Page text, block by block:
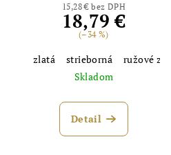
15,28 € bez DPH
18,79 €
(–34 %)
zlatá strieborná
ružové
Skladom
Detail